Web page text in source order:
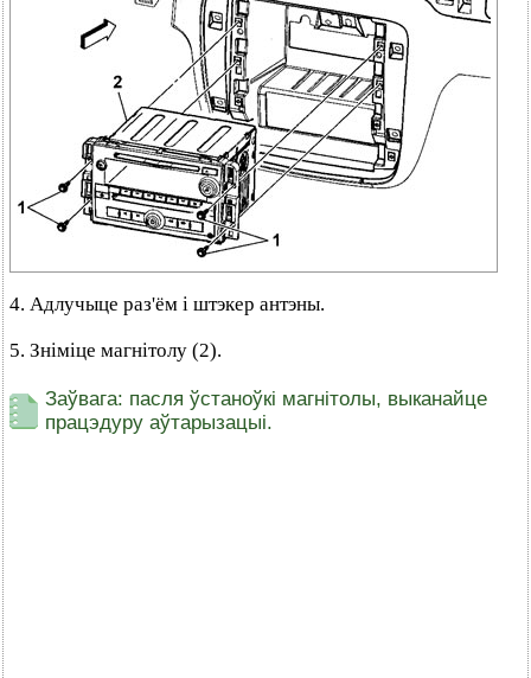
4. Адлучыце раз'ём і штэкер антэны.
5. Зніміце магнітолу (2).
Заўвага: пасля ўстаноўкі магнітолы, выканайце
працэдуру аўтарызацыі.